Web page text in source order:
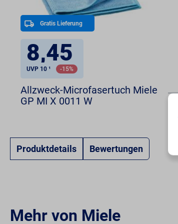
Gratis Lieferung
8,45
UVP 10 ¹ -15%
Allzweck-Microfasertuch Miele
GP MI X 0011 W
Produktdetails Bewertungen
Mehr von Miele